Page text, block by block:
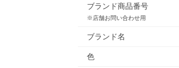
ブランド商品番号
※店舗お問い合わせ用
ブランド名
色